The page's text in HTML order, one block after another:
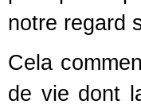
notre regard
Cela
de vie dont